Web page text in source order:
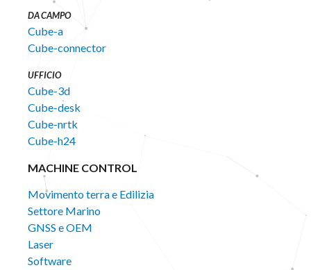
DA CAMPO
Cube-a
Cube-connector
UFFICIO
Cube-3d
Cube-desk
Cube-nrtk
Cube-h24
MACHINE CONTROL
Movimento terra e Edilizia
Settore Marino
GNSS e OEM
Laser
Software